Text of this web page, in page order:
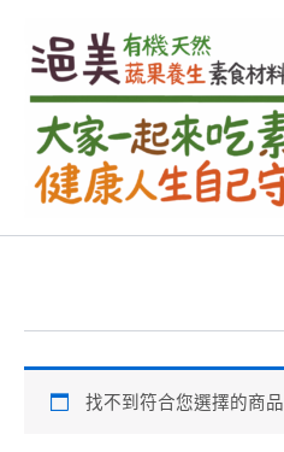
找不到符合您選擇的商品
關
字